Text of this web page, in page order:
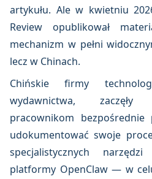
artykułu. Ale w kwietniu
Review opublikował
mechanizm w pełni
lecz w Chinach.
Chińskie firmy
wydawnictwa,
pracownikom bezpośrednie
udokumentować swoje
specjalistycznych
platformy OpenClaw — w